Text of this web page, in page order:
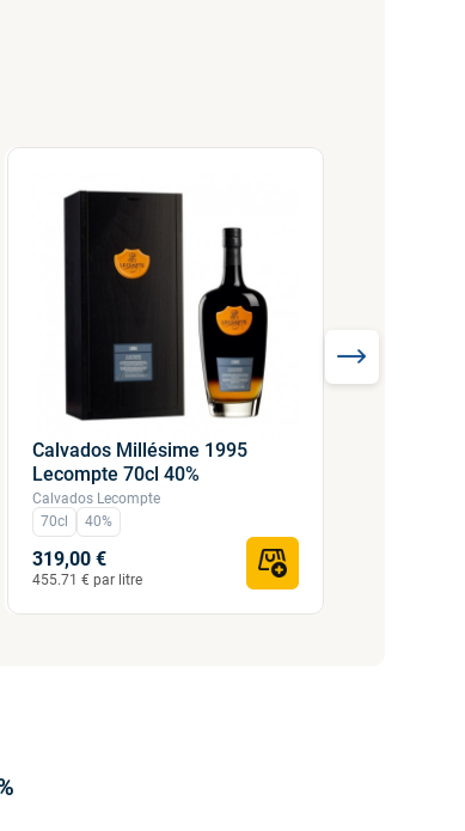
Calvados Millésime 1995
Lecompte 70cl 40%
Calvados Lecompte
70cl
40%
319,00 €
455.71 € par litre